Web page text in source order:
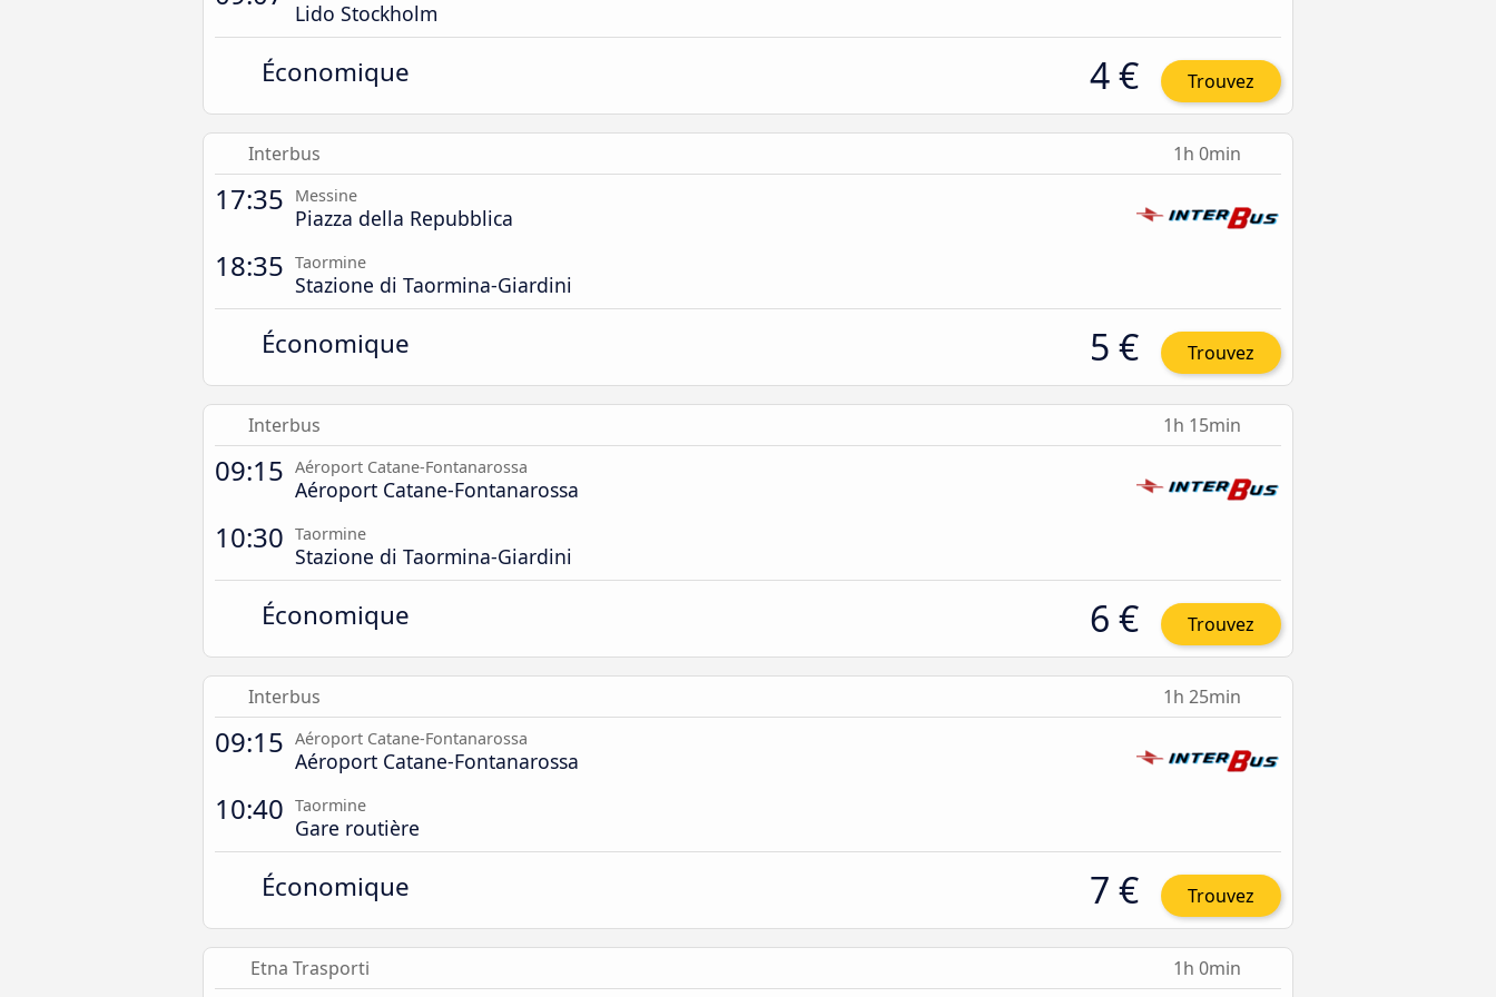
Lido Stockholm
Économique 4 € Trouvez
Interbus 1h 0min
17:35 Messine
Piazza della Repubblica
18:35 Taormine
Stazione di Taormina-Giardini
Économique 5 € Trouvez
Interbus 1h 15min
09:15 Aéroport Catane-Fontanarossa
Aéroport Catane-Fontanarossa
10:30 Taormine
Stazione di Taormina-Giardini
Économique 6 € Trouvez
Interbus 1h 25min
09:15 Aéroport Catane-Fontanarossa
Aéroport Catane-Fontanarossa
10:40 Taormine
Gare routière
Économique 7 € Trouvez
Etna Trasporti 1h 0min